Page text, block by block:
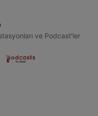
ve Podcast'ler